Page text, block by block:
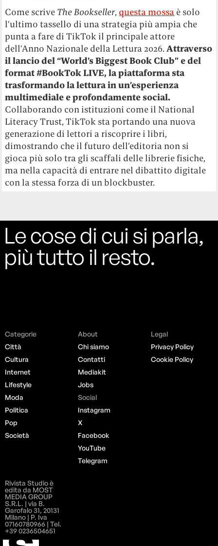
Come scrive The Bookseller, questa mossa è solo
l’ultimo tassello di una strategia più ampia che
punta a fare di TikTok il principale attore
dell’Anno Nazionale della Lettura 2026.Attraverso
il lancio del “World’s Biggest Book Club” e del
format #BookTok LIVE, la piattaforma sta
trasformando la lettura in un’esperienza
multimediale e profondamente social.
Collaborando con istituzioni come il National
Literacy Trust, TikTok sta portando una nuova
generazione di lettori a riscoprire i libri,
dimostrando che il futuro dell’editoria non si
gioca più solo tra gli scaffali delle librerie fisiche,
ma nella capacità di entrare nel dibattito digitale
con la stessa forza di un blockbuster.
Le cose di cui si parla,
più tutto il resto.
Categorie
Città
Cultura
Internet
Lifestyle
Moda
Politica
Pop
Società
About
Chi siamo
Contatti
Mediakit
Jobs
Social
Instagram
X
Facebook
YouTube
Telegram
Legal
Privacy Policy
Cookie Policy
Rivista Studio è
edita da MOST
MEDIA GROUP
S.R.L. | via B.
Garofalo 31, 20131
Milano | P. Iva
07160780966 | Tel.
+39 0236504651